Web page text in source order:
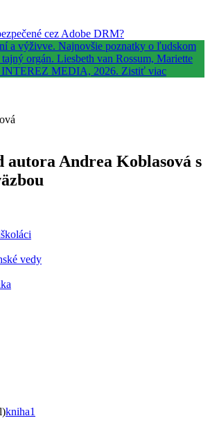
cez Adobe DRM?
autora Andrea Koblasová s
vedy
kniha1